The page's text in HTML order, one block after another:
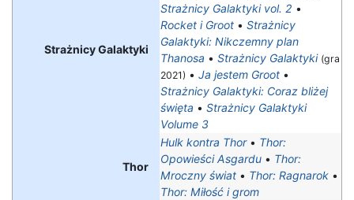
Strażnicy Galaktyki
Strażnicy Galaktyki vol. 2 •
Rocket i Groot • Strażnicy
Galaktyki: Nikczemny plan
Thanosa • Strażnicy Galaktyki (gra
2021) • Ja jestem Groot •
Strażnicy Galaktyki: Coraz bliżej
święta • Strażnicy Galaktyki
Volume 3
Thor
Hulk kontra Thor• Thor:
Opowieści Asgardu • Thor:
Mroczny świat • Thor: Ragnarok •
Thor: Miłość i grom